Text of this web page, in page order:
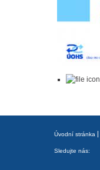
Úvodní stránka
Sledujte nás: